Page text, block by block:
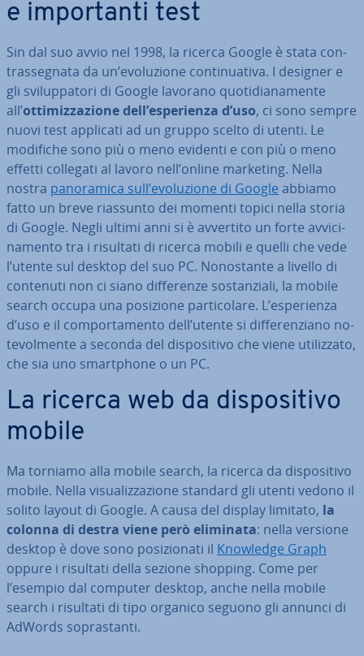
e im­por­tan­ti test
Sin dal suo avvio nel 1998, la ricerca Google è stata con­
tras­se­gna­ta da un’evo­lu­zio­ne con­ti­nua­ti­va. I designer e
gli svi­lup­pa­to­ri di Google lavorano quo­ti­dia­na­men­te
all’ot­ti­miz­za­zio­ne dell’espe­rien­za d’uso, ci sono sempre
nuovi test applicati ad un gruppo scelto di utenti. Le
modifiche sono più o meno evidenti e con più o meno
effetti collegati al lavoro nell’online marketing. Nella
nostra pa­no­ra­mi­ca sull’evo­lu­zio­ne di Google abbiamo
fatto un breve riassunto dei momenti topici nella storia
di Google. Negli ultimi anni si è avvertito un forte av­vi­ci­
na­men­to tra i risultati di ricerca mobili e quelli che vede
l’utente sul desktop del suo PC. No­no­stan­te a livello di
contenuti non ci siano dif­fe­ren­ze so­stan­zia­li, la mobile
search occupa una posizione par­ti­co­la­re. L’espe­rien­za
d’uso e il com­por­ta­men­to dell’utente si dif­fe­ren­zia­no no­
te­vol­men­te a seconda del di­spo­si­ti­vo che viene uti­liz­za­to,
che sia uno smart­pho­ne o un PC.
La ricerca web da di­spo­si­ti­vo
mobile
Ma torniamo alla mobile search, la ricerca da di­spo­si­ti­vo
mobile. Nella vi­sua­liz­za­zio­ne standard gli utenti vedono il
solito layout di Google. A causa del display limitato, la
colonna di destra viene però eliminata: nella versione
desktop è dove sono po­si­zio­na­ti il Knowledge Graph
oppure i risultati della sezione shopping. Come per
l’esempio dal computer desktop, anche nella mobile
search i risultati di tipo organico seguono gli annunci di
AdWords so­pra­stan­ti.